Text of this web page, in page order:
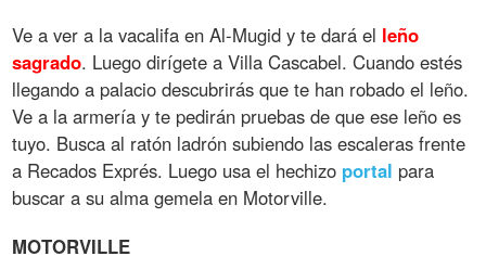
Ve a ver a la vacalifa en Al-Mugid y te dará el leño
sagrado. Luego dirígete a Villa Cascabel. Cuando estés
llegando a palacio descubrirás que te han robado el leño.
Ve a la armería y te pedirán pruebas de que ese leño es
tuyo. Busca al ratón ladrón subiendo las escaleras frente
a Recados Exprés. Luego usa el hechizo portal para
buscar a su alma gemela en Motorville.
MOTORVILLE